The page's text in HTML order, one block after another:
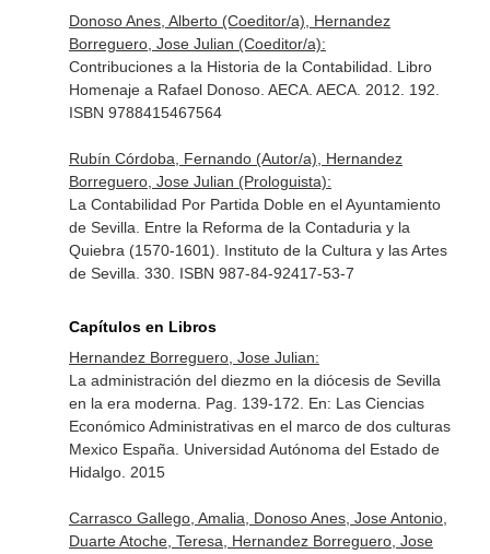
Donoso Anes, Alberto (Coeditor/a), Hernandez
Borreguero, Jose Julian (Coeditor/a):
Contribuciones a la Historia de la Contabilidad. Libro
Homenaje a Rafael Donoso. AECA. AECA. 2012. 192.
ISBN 9788415467564
Rubín Córdoba, Fernando (Autor/a), Hernandez
Borreguero, Jose Julian (Prologuista):
La Contabilidad Por Partida Doble en el Ayuntamiento
de Sevilla. Entre la Reforma de la Contaduria y la
Quiebra (1570-1601). Instituto de la Cultura y las Artes
de Sevilla. 330. ISBN 987-84-92417-53-7
Capítulos en Libros
Hernandez Borreguero, Jose Julian:
La administración del diezmo en la diócesis de Sevilla
en la era moderna. Pag. 139-172. En: Las Ciencias
Económico Administrativas en el marco de dos culturas
Mexico España . Universidad Autónoma del Estado de
Hidalgo. 2015
Carrasco Gallego, Amalia, Donoso Anes, Jose Antonio,
Duarte Atoche, Teresa, Hernandez Borreguero, Jose